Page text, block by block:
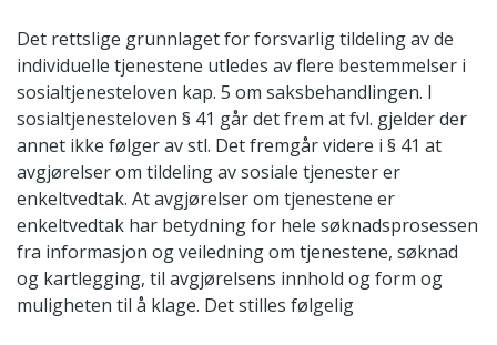
Det rettslige grunnlaget for forsvarlig tildeling av de
individuelle tjenestene utledes av flere bestemmelser i
sosialtjenesteloven kap. 5 om saksbehandlingen. I
sosialtjenesteloven § 41 går det frem at fvl. gjelder der
annet ikke følger av stl. Det fremgår videre i § 41 at
avgjørelser om tildeling av sosiale tjenester er
enkeltvedtak. At avgjørelser om tjenestene er
enkeltvedtak har betydning for hele søknadsprosessen
fra informasjon og veiledning om tjenestene, søknad
og kartlegging, til avgjørelsens innhold og form og
muligheten til å klage. Det stilles følgelig